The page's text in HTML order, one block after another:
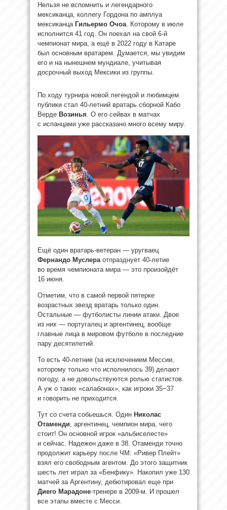
Нельзя не вспомнить и легендарного
мексиканца, коллегу Гордона по амплуа
мексиканца Гильермо Очоа . Которому в июле
исполнится 41 год. Он поехал на свой 6-й
чемпионат мира, а ещё в 2022 году в Катаре
был основным вратарем. Думается, мы увидим
его и на нынешнем мундиале, учитывая
досрочный выход Мексики из группы.
По ходу турнира новой легендой и любимцем
публики стал 40-летний вратарь сборной Кабо
Верде Возинья . О его сейвах в матчах
с испанцами уже рассказано много всему миру.
Ещё один вратарь-ветеран — уругваец
Фернандо Муслераотпразднует 40-летие
во время чемпионата мира — это произойдёт
16 июня.
Отметим, что в самой первой пятерке
возрастных звезд вратарь только один.
Остальные — футболисты линии атаки. Двое
из них — португалец и аргентинец, вообще
главные лица в мировом футболе в последние
пару десятилетий.
То есть 40-летние (за исключением Мессии,
которому только что исполнилось 39) делают
погоду, а не довольствуются ролью статистов.
А уж о таких «салабонах», как игроки 35−37
и говорить не приходится.
Тут со счета собьешься. Один Николас
Отаменди, аргентинец, чемпион мира, чего
стоит! Он основной игрок «альбиселесте»
и сейчас. Надежен даже в 38. Отаменди точно
продолжит карьеру после ЧМ: «Ривер Плейт»
взял его свободным агентом. До этого защитник
шесть лет играл за «Бенфику». Накопил уже 130
матчей за Аргентину, дебютировал еще при
Диего Марадоне-тренере в 2009-м. И прошел
все этапы вместе с Месси.